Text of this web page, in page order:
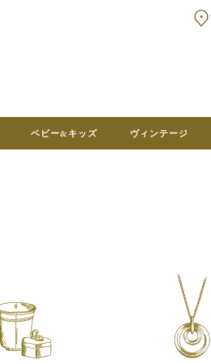
※¥100,000以上のご注文は送料無
ベビー&キッズ ヴィンテージ